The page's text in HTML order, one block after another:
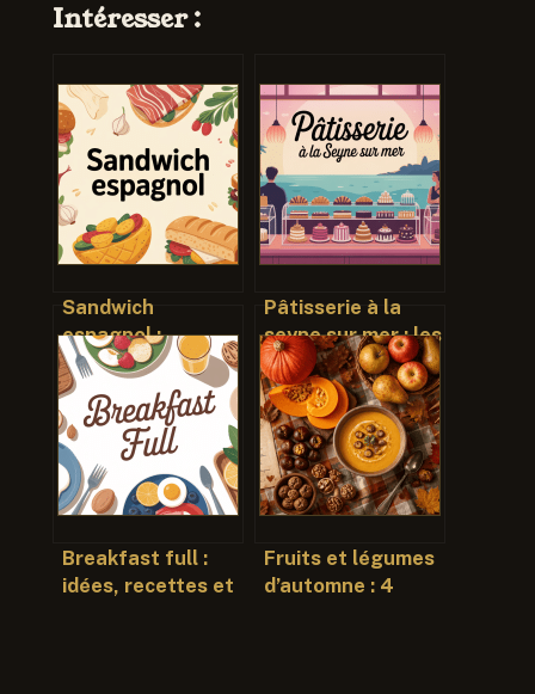
Intéresser :
Sandwich
espagnol :
recettes
authentiques,
idées et astuces
pour se régaler
Pâtisserie à la
seyne sur mer : les
meilleures
adresses et
conseils
gourmands
Breakfast full :
idées, recettes et
Fruits et légumes
d’automne : 4